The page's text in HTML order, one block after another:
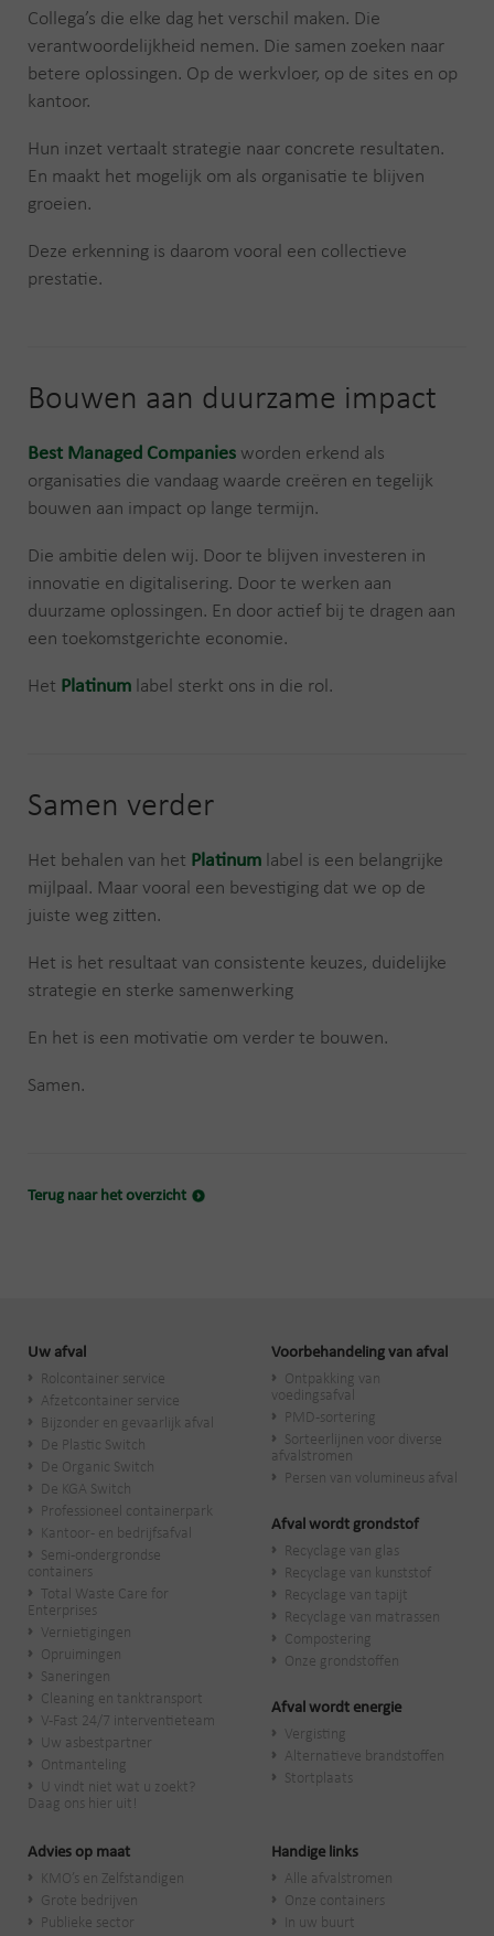
Collega’s die elke dag het verschil maken. Die
verantwoordelijkheid nemen. Die samen zoeken naar
betere oplossingen. Op de werkvloer, op de sites en op
kantoor.
Hun inzet vertaalt strategie naar concrete resultaten.
En maakt het mogelijk om als organisatie te blijven
groeien.
Deze erkenning is daarom vooral een collectieve
prestatie.
Bouwen aan duurzame impact
Best Managed Companies worden erkend als
organisaties die vandaag waarde creëren en tegelijk
bouwen aan impact op lange termijn.
Die ambitie delen wij. Door te blijven investeren in
innovatie en digitalisering. Door te werken aan
duurzame oplossingen. En door actief bij te dragen aan
een toekomstgerichte economie.
Het Platinum label sterkt ons in die rol.
Samen verder
Het behalen van het Platinum label is een belangrijke
mijlpaal. Maar vooral een bevestiging dat we op de
juiste weg zitten.
Het is het resultaat van consistente keuzes, duidelijke
strategie en sterke samenwerking
En het is een motivatie om verder te bouwen.
Samen.
Terug naar het overzicht
Uw afval
Rolcontainer service
Afzetcontainer service
Bijzonder en gevaarlijk afval
De Plastic Switch
De Organic Switch
De KGA Switch
Professioneel containerpark
Kantoor- en bedrijfsafval
Semi-ondergrondse
containers
Total Waste Care for
Enterprises
Vernietigingen
Opruimingen
Saneringen
Cleaning en tanktransport
V-Fast 24/7 interventieteam
Uw asbestpartner
Ontmanteling
U vindt niet wat u zoekt?
Daag ons hier uit!
Voorbehandeling van afval
Ontpakking van
voedingsafval
PMD-sortering
Sorteerlijnen voor diverse
afvalstromen
Persen van volumineus afval
Afval wordt grondstof
Recyclage van glas
Recyclage van kunststof
Recyclage van tapijt
Recyclage van matrassen
Compostering
Onze grondstoffen
Afval wordt energie
Vergisting
Alternatieve brandstoffen
Stortplaats
Advies op maat
KMO’s en Zelfstandigen
Grote bedrijven
Publieke sector
Handige links
Alle afvalstromen
Onze containers
In uw buurt